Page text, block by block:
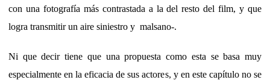
con una fotografía más contrastada a la del resto del film, y que
logra transmitir un aire siniestro y malsano-.
Ni que decir tiene que una propuesta como esta se basa muy
especialmente en la eficacia de sus actores, y en este capítulo no se